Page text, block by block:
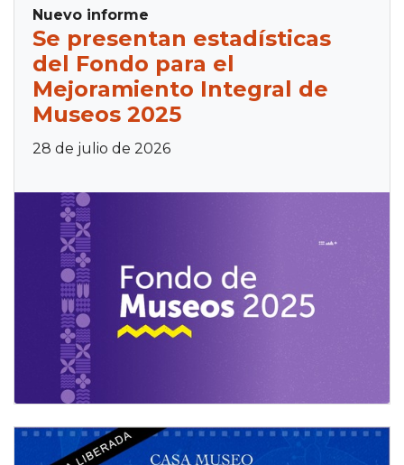
Nuevo informe
Se presentan estadísticas
del Fondo para el
Mejoramiento Integral de
Museos 2025
28 de julio de 2026